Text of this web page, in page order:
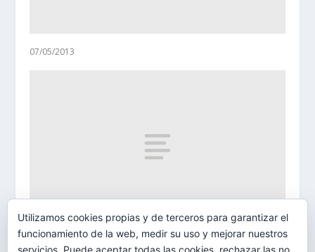
07/05/2013
14/05/2013
Utilizamos cookies propias y de terceros para garantizar el
funcionamiento de la web, medir su uso y mejorar nuestros
servicios. Puede aceptar todas las cookies, rechazar las no